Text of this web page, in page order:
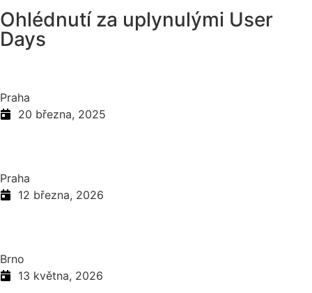
Ohlédnutí za uplynulými User
Days
Praha
20 března, 2025
Praha
12 března, 2026
Brno
13 května, 2026